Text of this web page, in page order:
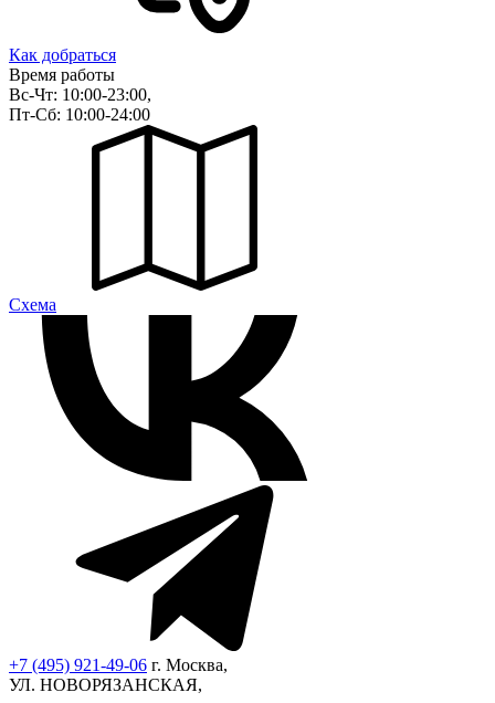
Как добраться
Время работы
Вс-Чт: 10:00-23:00,
Пт-Сб: 10:00-24:00
Cхема
+7 (495) 921-49-06 г. Москва,
УЛ. НОВОРЯЗАНСКАЯ,